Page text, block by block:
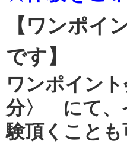
【ワンポイ
です】
ワンポイン
分〉 にて、
験頂くこと